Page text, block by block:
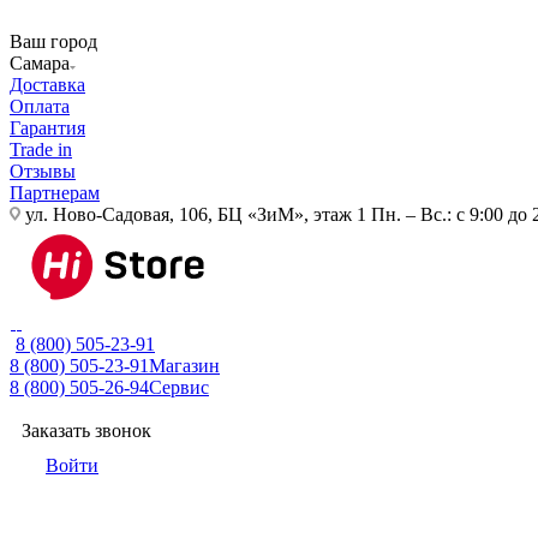
Ваш город
Самара
Доставка
Оплата
Гарантия
Trade in
Отзывы
Партнерам
ул. Ново-Садовая, 106, БЦ «ЗиМ», этаж 1 Пн. – Вс.: с 9:00 до
8 (800) 505-23-91
8 (800) 505-23-91Магазин
8 (800) 505-26-94Сервис
Заказать звонок
Войти